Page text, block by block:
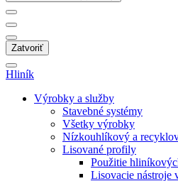
Zatvoriť
Hliník
Výrobky a služby
Stavebné systémy
Všetky výrobky
Nízkouhlíkový a
Lisované profily
Použitie
Lisovacie nástroje